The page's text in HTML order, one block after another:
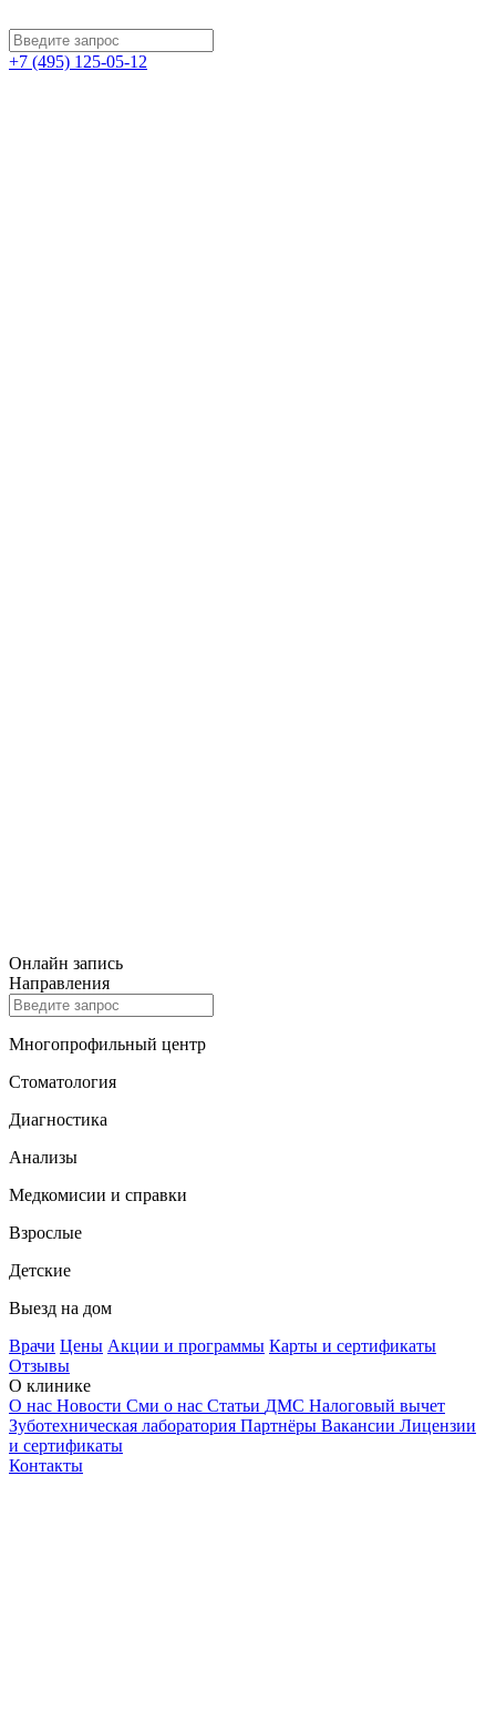
+7 (495) 125-05-12
Онлайн запись
Направления
Многопрофильный центр
Стоматология
Диагностика
Анализы
Медкомисии и справки
Взрослые
Детские
Выезд на дом
Врачи Цены Акции и программы Карты и сертификаты
Отзывы
О клинике
О нас Новости Сми о нас Статьи ДМС Налоговый вычет
Зуботехническая лаборатория Партнёры Вакансии Лицензии
и сертификаты
Контакты